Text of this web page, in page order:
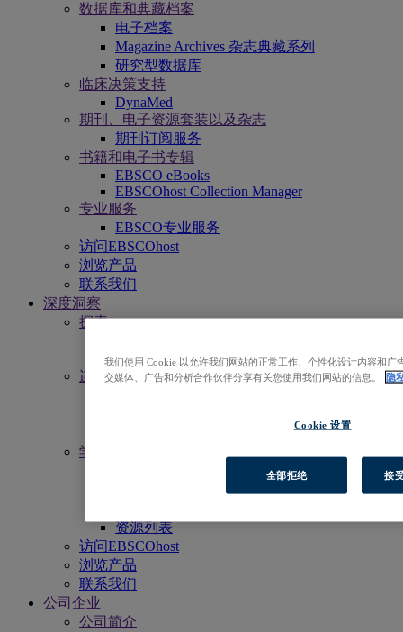
数据库和典藏档案
电子档案
Magazine Archives 杂志典藏系列
研究型数据库
临床决策支持
DynaMed
期刊、电子资源套装以及杂志
期刊订阅服务
书籍和电子书专辑
EBSCO eBooks
EBSCOhost Collection Manager
专业服务
EBSCO专业服务
访问EBSCOhost
浏览产品
联系我们
深度洞察
探索
资源中心
连接
学习
EBSCO学术委员会
资源列表
访问EBSCOhost
浏览产品
联系我们
公司企业
公司简介
我们使用 Cookie 以允许我们网站的正常工作、个性化设计内容和
交媒体、广告和分析合作伙伴分享有关您使用我们网站的信息。
隐
Cookie 设置
全部拒绝 接